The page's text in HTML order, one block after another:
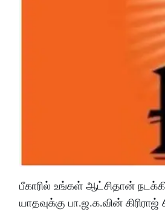
பீகாரில் உங்கள் ஆட்சிதான்
யாதவுக்கு பா.ஜ.க.வின் கிரிராஜ்